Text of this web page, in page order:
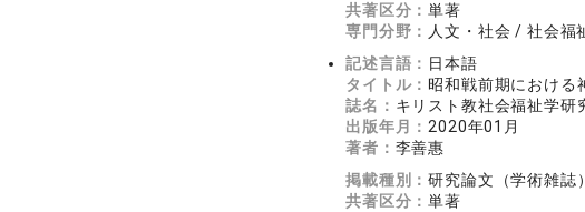
共著区分：単著
専門分野： 人文・社会 / 社会福
記述言語： 日本語
タイトル： 昭和戦前期における
誌名： キリスト教社会福祉学
出版年月： 2020年01月
著者： 李善惠
掲載種別：研究論文（学術雑誌）
共著区分：単著